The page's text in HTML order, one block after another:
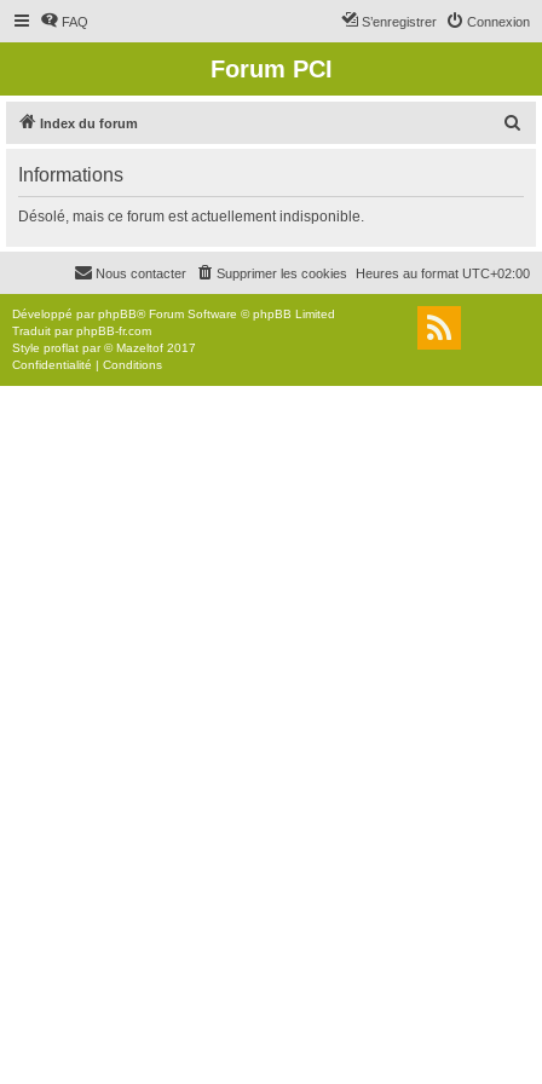
FAQ Connexion
S’enregistrer
Forum PCI
Index du forum
r
c
r
Informations
Désolé, mais ce forum est actuellement indisponible.
Heures au format UTC+02:00
Supprimer les cookies
Nous contacter
Développé parphpBB® Forum Software © phpBB Limited
Traduit parphpBB-fr.com
Style proflat par ©Mazeltof 2017
Confidentialité | Conditions